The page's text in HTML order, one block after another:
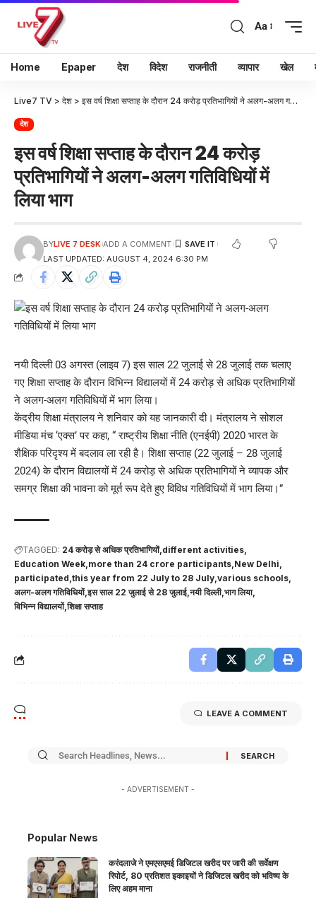
Aa
Home Epaper देश विदेश राजनीती व्यापार खेल
Live7 TV > देश > इस वर्ष शिक्षा सप्ताह के दौरान 24 करोड़ प्रतिभागियों ने अलग-अलग गतिविधियों में लिया भाग
देश
इस वर्ष शिक्षा सप्ताह के दौरान 24 करोड़
प्रतिभागियों ने अलग-अलग गतिविधियों में
लिया भाग
LAST UPDATED: AUGUST 4, 2024 6:30 PM
BYLIVE 7 DESK ADD A COMMENT
नयी दिल्ली 03 अगस्त (लाइव 7) इस साल 22 जुलाई से 28 जुलाई तक चलाए
गए शिक्षा सप्ताह के दौरान विभिन्न विद्यालयों में 24 करोड़ से अधिक प्रतिभागियों
ने अलग-अलग गतिविधियों में भाग लिया।
केंद्रीय शिक्षा मंत्रालय ने शनिवार को यह जानकारी दी। मंत्रालय ने सोशल
मीडिया मंच ‘एक्स’ पर कहा, “ राष्ट्रीय शिक्षा नीति (एनईपी) 2020 भारत के
शैक्षिक परिदृश्य में बदलाव ला रही है। शिक्षा सप्ताह (22 जुलाई – 28 जुलाई
2024) के दौरान विद्यालयों में 24 करोड़ से अधिक प्रतिभागियों ने व्यापक और
समग्र शिक्षा की भावना को मूर्त रूप देते हुए विविध गतिविधियों में भाग लिया।”
TAGGED: 24 करोड़ से अधिक प्रतिभागियों different activities
Education Week more than 24 crore participants New Delhi
participated this year from 22 July to 28 July various schools
अलग-अलग गतिविधियों इस साल 22 जुलाई से 28 जुलाई नयी दिल्ली भाग लिया
विभिन्न विद्यालयों शिक्षा सप्ताह
LEAVE A COMMENT
- ADVERTISEMENT -
Popular News
करंदलाजे ने एमएसएमई डिजिटल खरीद पर जारी की सर्वेक्षण
रिपोर्ट, 80 प्रतिशत इकाइयों ने डिजिटल खरीद को भविष्य के
लिए अहम माना